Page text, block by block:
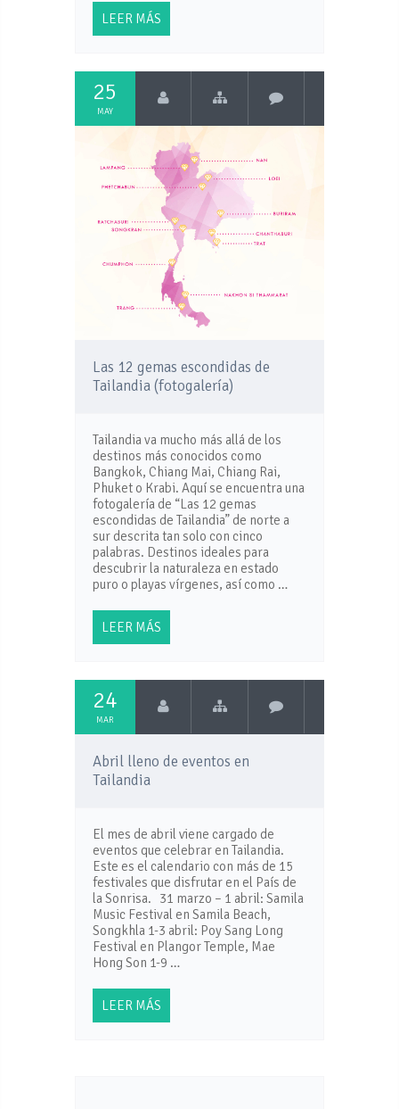
LEER MÁS
25
MAY
Las 12 gemas escondidas de
Tailandia (fotogalería)
Tailandia va mucho más allá de los
destinos más conocidos como
Bangkok, Chiang Mai, Chiang Rai,
Phuket o Krabi. Aquí se encuentra una
fotogalería de “Las 12 gemas
escondidas de Tailandia” de norte a
sur descrita tan solo con cinco
palabras. Destinos ideales para
descubrir la naturaleza en estado
puro o playas vírgenes, así como …
LEER MÁS
24
MAR
Abril lleno de eventos en
Tailandia
El mes de abril viene cargado de
eventos que celebrar en Tailandia.
Este es el calendario con más de 15
festivales que disfrutar en el País de
la Sonrisa. 31 marzo – 1 abril: Samila
Music Festival en Samila Beach,
Songkhla 1-3 abril: Poy Sang Long
Festival en Plangor Temple, Mae
Hong Son 1-9 …
LEER MÁS